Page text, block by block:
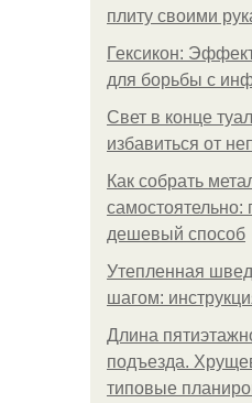
плиту своими
Гексикон:
для борьбы с
Свет в конце
избавиться от
Как собрать
самостоятельно:
дешевый способ
Утепленная
шагом:
Длина
подъезда.
типовые